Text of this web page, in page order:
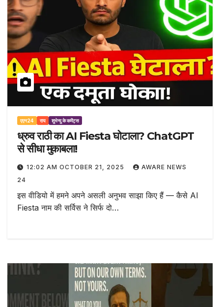
एएन24 राय शुभेन्दु के कमेंट्स
ध्रुव राठी का AI Fiesta घोटाला? ChatGPT
से सीधा मुकाबला!
12:02 AM OCTOBER 21, 2025
AWARE NEWS
24
इस वीडियो में हमने अपने असली अनुभव साझा किए हैं — कैसे AI
Fiesta नाम की सर्विस ने सिर्फ दो…